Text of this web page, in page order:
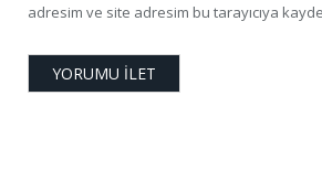
adresim ve site adresim bu tarayıcıya